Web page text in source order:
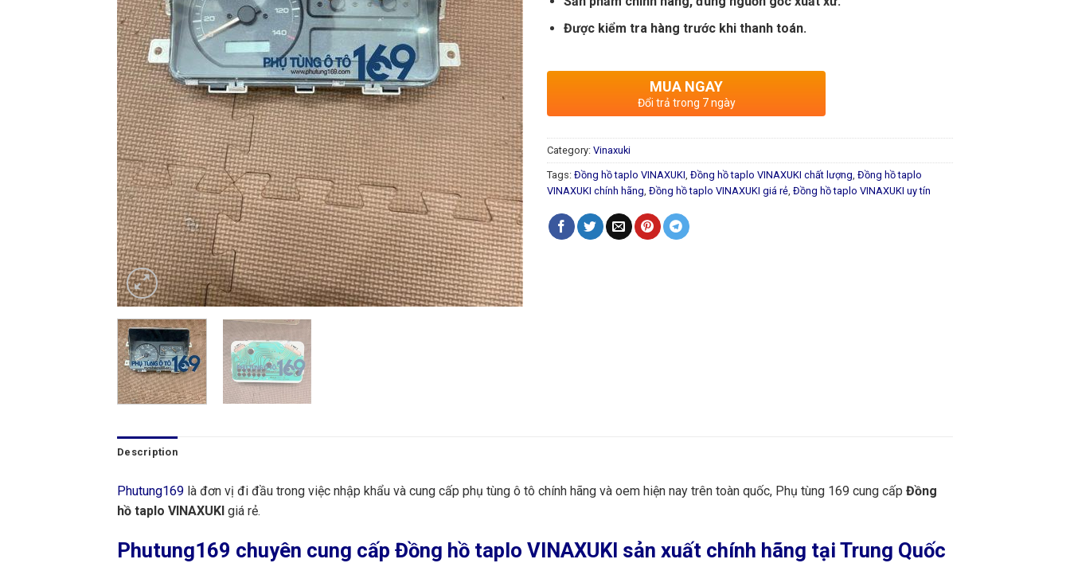
Được kiểm tra hàng trước khi thanh toán.
MUA NGAY
Đổi trả trong 7 ngày
Category: Vinaxuki
Tags: Đồng hồ taplo VINAXUKI, Đồng hồ taplo VINAXUKI chất lượng, Đồng hồ taplo
VINAXUKI chính hãng, Đồng hồ taplo VINAXUKI giá rẻ, Đồng hồ taplo VINAXUKI uy tín
Description
Phutung169 là đơn vị đi đầu trong việc nhập khẩu và cung cấp phụ tùng ô tô chính hãng và oem hiện nay trên toàn quốc, Phụ tùng 169 cung cấp Đồng
hồ taplo VINAXUKI giá rẻ.
Phutung169 chuyên cung cấp Đồng hồ taplo VINAXUKI sản xuất chính hãng tại Trung Quốc